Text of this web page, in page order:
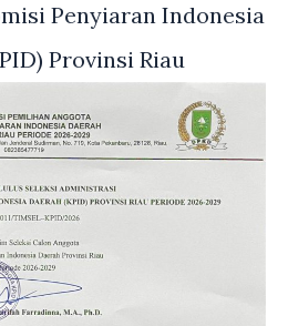
Penyiaran Indonesia
Provinsi Riau